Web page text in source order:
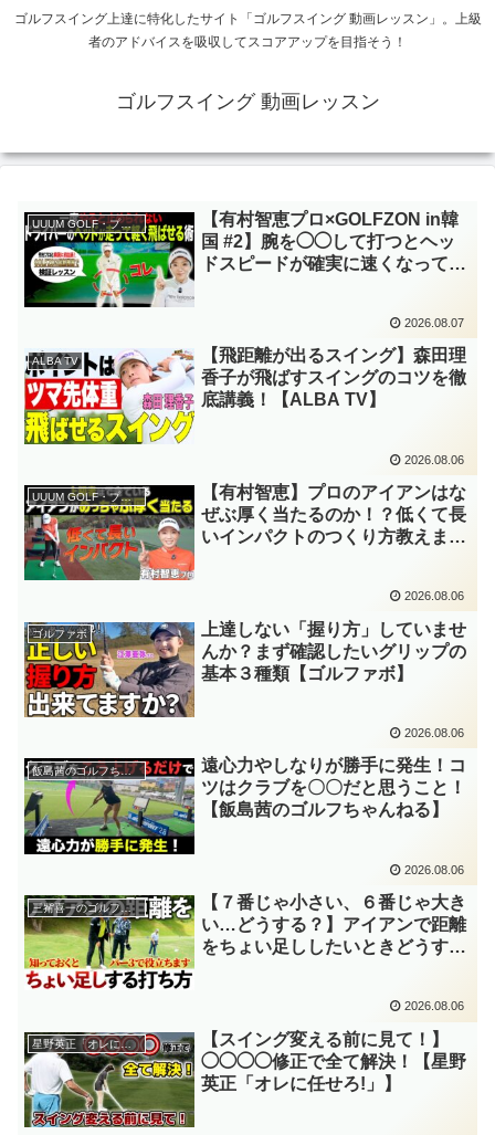
ゴルフスイング上達に特化したサイト「ゴルフスイング 動画レッスン」。上級
者のアドバイスを吸収してスコアアップを目指そう！
ゴルフスイング 動画レッスン
UUUM GOLF・プロレッスン
【有村智恵プロ×GOLFZON in韓
国 #2】腕を◯◯して打つとヘッ
ドスピードが確実に速くなって飛
2026.08.07
ALBA TV
【飛距離が出るスイング】森田理
香子が飛ばすスイングのコツを徹
底講義！【ALBA TV】
2026.08.06
UUUM GOLF・プロレッスン
【有村智恵】プロのアイアンはな
ぜぶ厚く当たるのか！？低くて長
いインパクトのつくり方教えま
2026.08.06
ゴルファボ
上達しない「握り方」していませ
んか？まず確認したいグリップの
基本３種類【ゴルファボ】
2026.08.06
飯島茜のゴルフちゃんねる
遠心力やしなりが勝手に発生！コ
ツはクラブを〇〇だと思うこと！
【飯島茜のゴルフちゃんねる】
2026.08.06
三觜喜一のゴルフレッスン
【７番じゃ小さい、６番じゃ大き
い…どうする？】アイアンで距離
をちょい足ししたいときどうす
2026.08.06
星野英正「オレに任せろ!」
【スイング変える前に見て！】
◯◯◯◯修正で全て解決！【星野
英正「オレに任せろ!」】